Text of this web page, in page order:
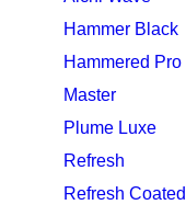
Hammer Black
Hammered Pro
Master
Plume Luxe
Refresh
Refresh Coated